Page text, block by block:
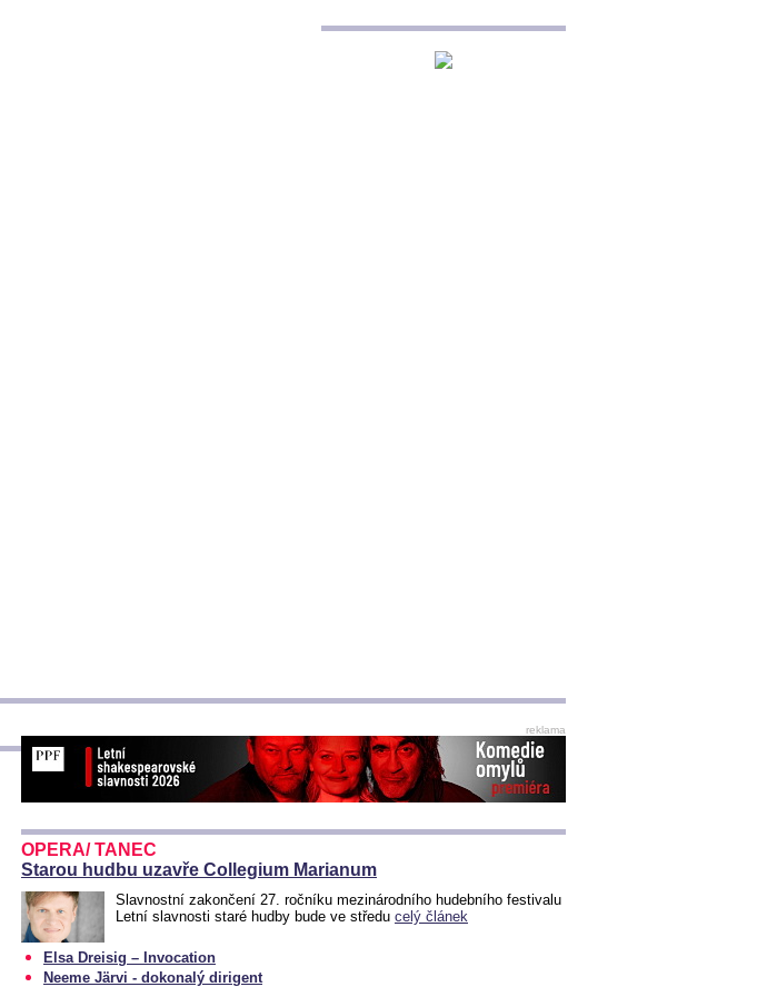
reklama
OPERA/ TANEC
Starou hudbu uzavře Collegium Marianum
Slavnostní zakončení 27. ročníku mezinárodního hudebního festivalu
Letní slavnosti staré hudby bude ve středu celý článek
Elsa Dreisig – Invocation
Neeme Järvi - dokonalý dirigent